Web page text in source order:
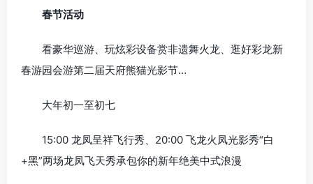
春节活动
看豪华巡游、玩炫彩设备赏非遗舞火龙、逛好彩龙新
春游园会游第二届天府熊猫光影节…
大年初一至初七
15:00 龙凤呈祥飞行秀、20:00 飞龙火凤光影秀“白
+黑”两场龙凤飞天秀承包你的新年绝美中式浪漫